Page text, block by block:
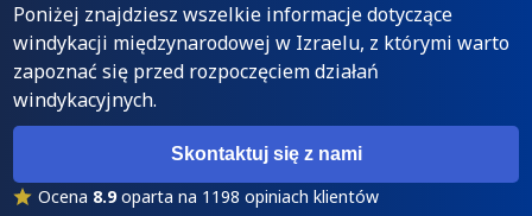
Poniżej znajdziesz wszelkie informacje dotyczące
windykacji międzynarodowej w Izraelu, z którymi warto
zapoznać się przed rozpoczęciem działań
windykacyjnych.
Skontaktuj się z nami
Ocena 8.9oparta na 1198 opiniach klientów